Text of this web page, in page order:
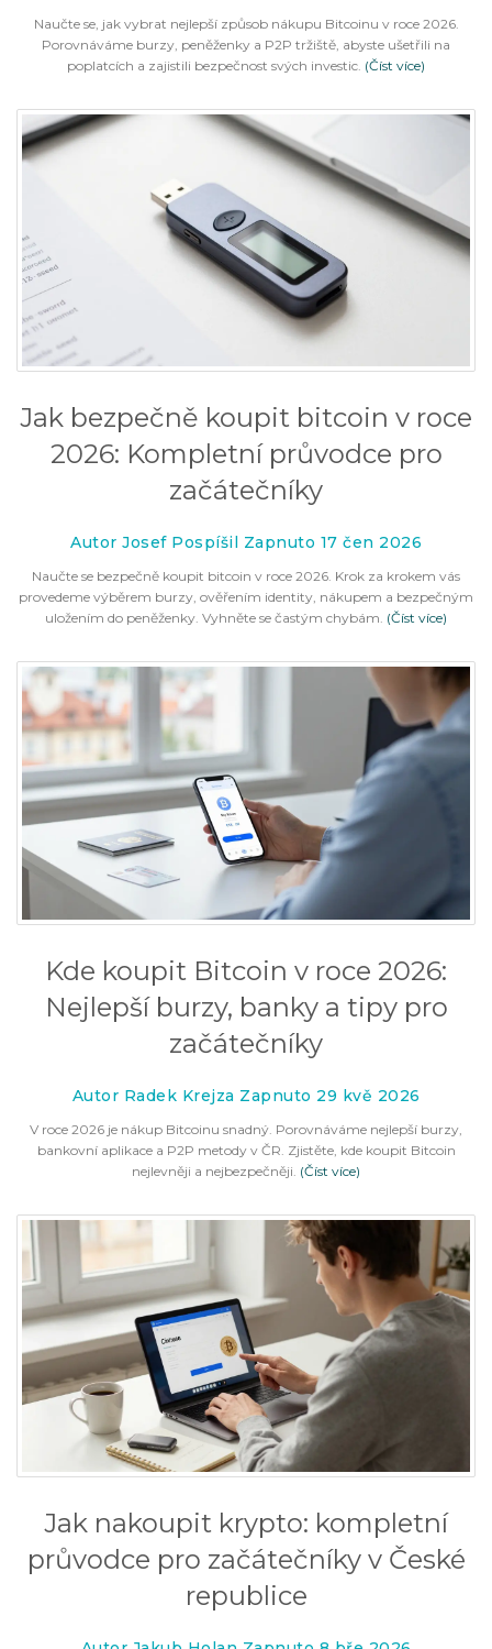
Naučte se, jak vybrat nejlepší způsob nákupu Bitcoinu v roce 2026.
Porovnáváme burzy, peněženky a P2P tržiště, abyste ušetřili na
poplatcích a zajistili bezpečnost svých investic. (Číst více)
Jak bezpečně koupit bitcoin v roce
2026: Kompletní průvodce pro
začátečníky
Autor Josef Pospíšil Zapnuto 17 čen 2026
Naučte se bezpečně koupit bitcoin v roce 2026. Krok za krokem vás
provedeme výběrem burzy, ověřením identity, nákupem a bezpečným
uložením do peněženky. Vyhněte se častým chybám. (Číst více)
Kde koupit Bitcoin v roce 2026:
Nejlepší burzy, banky a tipy pro
začátečníky
Autor Radek Krejza Zapnuto 29 kvě 2026
V roce 2026 je nákup Bitcoinu snadný. Porovnáváme nejlepší burzy,
bankovní aplikace a P2P metody v ČR. Zjistěte, kde koupit Bitcoin
nejlevněji a nejbezpečněji. (Číst více)
Jak nakoupit krypto: kompletní
průvodce pro začátečníky v České
republice